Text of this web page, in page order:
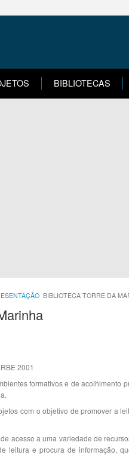
BIBLIOTECAS
BIBLIOTECA TORRE DA
2001
formativos e de acolhimento
com o objetivo de promover a
acesso a uma variedade de
leitura e procura de informação,